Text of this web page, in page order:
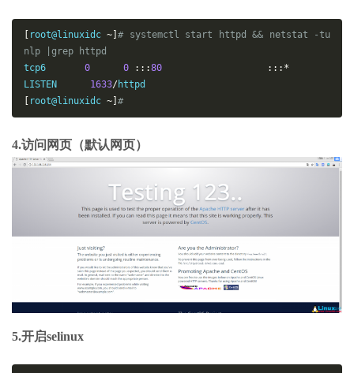
root@linuxidc ~]# systemctl start httpd && netstat -tu
nlp |grep httpd
tcp6 0 0 : : :80 : : :*
LISTEN 1633/
root@linuxidc ~] #
4.访问网页（默认网页）
5.开启selinux